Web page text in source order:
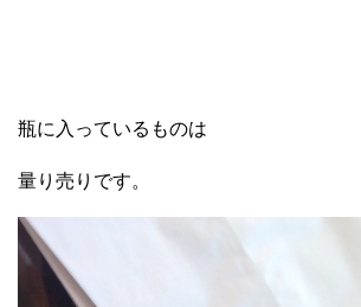
瓶に入っているものは
量り売りです。